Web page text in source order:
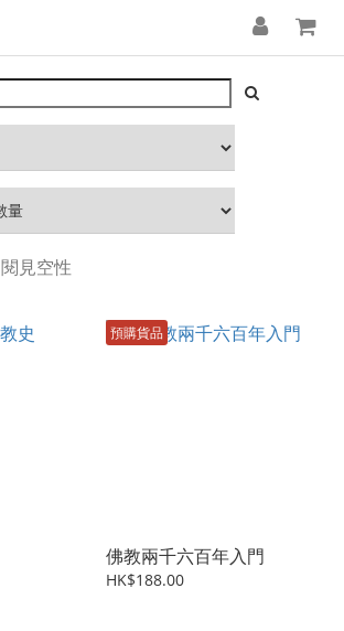
閱見空性
預購貨品
佛教兩千六百年入門
HK$188.00